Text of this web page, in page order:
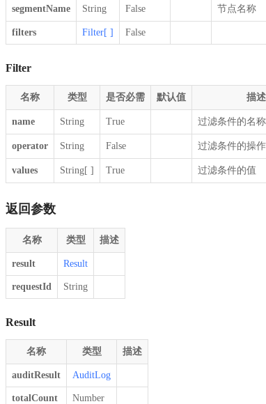
segmentName String False 节点名称
filters Filter[ ] False
Filter
名称 类型 是否必需 默认值 描述
name String True 过滤条件的名称
operator String False 过滤条件的操
values String[ ] True 过滤条件的值
返回参数
名称 类型 描述
result Result
requestId String
Result
名称 类型 描述
auditResult AuditLog
totalCount Number